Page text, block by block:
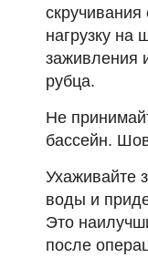
нагрузку на
заживления
рубца.
Не
бассейн.
Ухаживайте
воды и
Это
после